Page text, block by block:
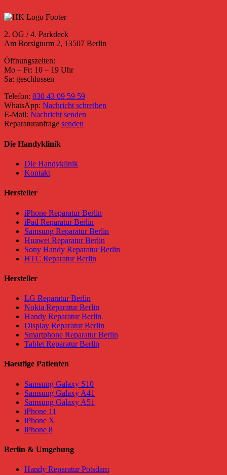
2. OG / 4. Parkdeck
Am Borsigturm 2, 13507 Berlin
Öffnungszeiten:
Mo – Fr: 10 – 19 Uhr
Sa: geschlossen
Telefon: 030 43 09 59 59
WhatsApp: Nachricht schreiben
E-Mail: Nachricht senden
Reparaturanfrage senden
Die Handyklinik
Die Handyklinik
Kontakt
Hersteller
iPhone Reparatur Berlin
iPad Reparatur Berlin
Samsung Reparatur Berlin
Huawei Reparatur Berlin
Sony Handy Reparatur Berlin
HTC Reparatur Berlin
Hersteller
LG Reparatur Berlin
Nokia Reparatur Berlin
Handy Reparatur Berlin
Display Reparatur Berlin
Smartphone Reparatur Berlin
Tablet Reparatur Berlin
Haeufige Patienten
Samsung Galaxy S10
Samsung Galaxy A41
Samsung Galaxy A51
iPhone 11
iPhone X
iPhone 8
Berlin & Umgebung
Handy Reparatur Potsdam